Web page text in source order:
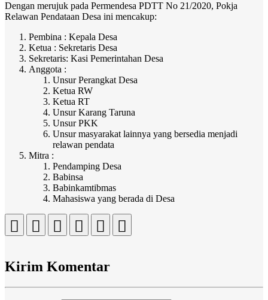
Dengan merujuk pada Permendesa PDTT No 21/2020, Pokja
Relawan Pendataan Desa ini mencakup:
Pembina : Kepala Desa
Ketua : Sekretaris Desa
Sekretaris: Kasi Pemerintahan Desa
Anggota :
Unsur Perangkat Desa
Ketua RW
Ketua RT
Unsur Karang Taruna
Unsur PKK
Unsur masyarakat lainnya yang bersedia menjadi
relawan pendata
Mitra :
Pendamping Desa
Babinsa
Babinkamtibmas
Mahasiswa yang berada di Desa
Kirim Komentar